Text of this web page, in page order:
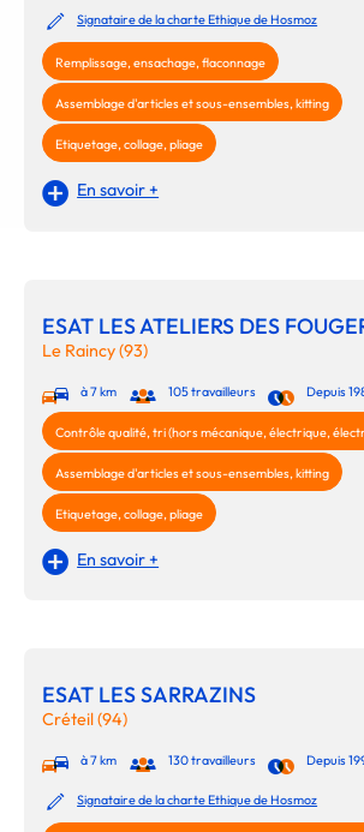
Signataire de la charte Ethique de Hosmoz
Remplissage, ensachage, flaconnage
Assemblage d'articles et sous-ensembles, kitting
Etiquetage, collage, pliage
En savoir +
ESAT LES ATELIERS DES
Le Raincy (93)
à 7 km 105 travailleurs Depuis
Contrôle qualité, tri (hors mécanique, électrique,
Assemblage d'articles et sous-ensembles, kitting
Etiquetage, collage, pliage
En savoir +
ESAT LES SARRAZINS
Créteil (94)
à 7 km 130 travailleurs Depuis
Signataire de la charte Ethique de Hosmoz